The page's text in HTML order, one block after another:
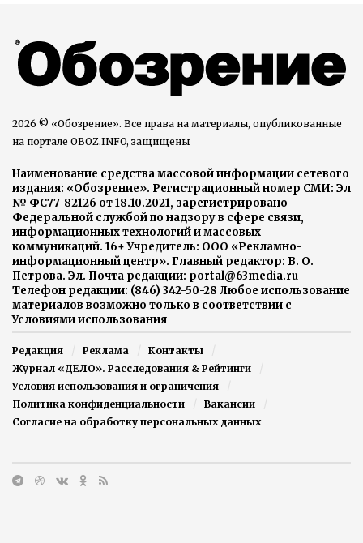
2026 © «Обозрение». Все права на материалы, опубликованные
на портале OBOZ.INFO, защищены
Наименование средства массовой информации сетевого
издания: «Обозрение». Регистрационный номер СМИ: Эл
№ ФС77-82126 от 18.10.2021, зарегистрировано
Федеральной службой по надзору в сфере связи,
информационных технологий и массовых
коммуникаций. 16+ Учредитель: ООО «Рекламно-
информационный центр». Главный редактор: В. О.
Петрова. Эл. Почта редакции: portal@63media.ru
Телефон редакции: (846) 342-50-28 Любое использование
материалов возможно только в соответствии с
Условиями использования
Редакция Реклама
Контакты
Журнал «ДЕЛО». Расследования & Рейтинги
Условия использования и ограничения
Политика конфиденциальности
Вакансии
Согласие на обработку персональных данных